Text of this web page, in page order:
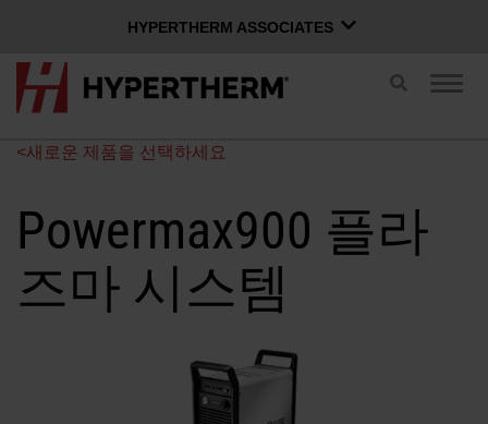
HYPERTHERM ASSOCIATES
HYPERTHERM ASSOCIATES
OMAX 워터젯
검
탐
Xnet 로그인
Xnet 로그인
<새로운 제품을 선택하세요
Powermax900 플라
즈마 시스템